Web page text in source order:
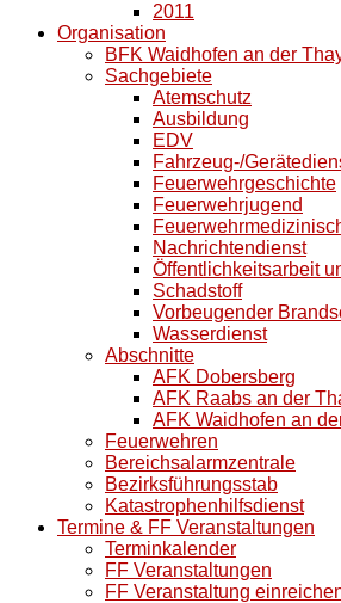
2011
Organisation
BFK Waidhofen an der
Sachgebiete
Atemschutz
Ausbildung
EDV
Fahrzeug-/
Feuerwehrgeschichte
Feuerwehrjugend
Nachrichtendienst
Öffentlichkeitsarbeit
Schadstoff
Vorbeugender
Wasserdienst
Abschnitte
AFK Dobersberg
AFK Raabs an der
AFK Waidhofen an
Feuerwehren
Bereichsalarmzentrale
Bezirksführungsstab
Katastrophenhilfsdienst
Termine & FF Veranstaltungen
Terminkalender
FF Veranstaltungen
FF Veranstaltung